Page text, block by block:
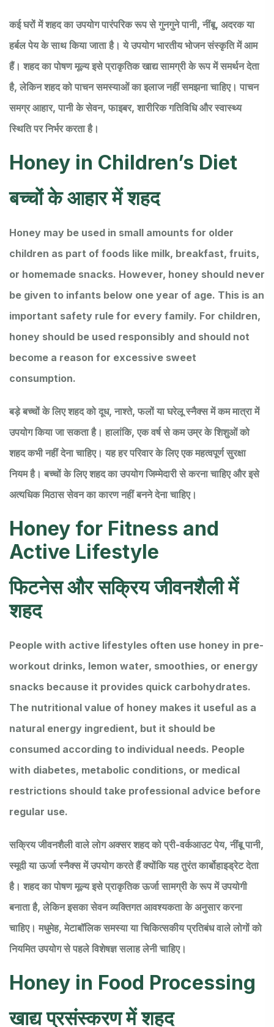
कई घरों में शहद का उपयोग पारंपरिक रूप से गुनगुने पानी, नींबू, अदरक या
हर्बल पेय के साथ किया जाता है। ये उपयोग भारतीय भोजन संस्कृति में आम
हैं। शहद का पोषण मूल्य इसे प्राकृतिक खाद्य सामग्री के रूप में समर्थन देता
है, लेकिन शहद को पाचन समस्याओं का इलाज नहीं समझना चाहिए। पाचन
समग्र आहार, पानी के सेवन, फाइबर, शारीरिक गतिविधि और स्वास्थ्य
स्थिति पर निर्भर करता है।
Honey in Children’s Diet
बच्चों के आहार में शहद
Honey may be used in small amounts for older
children as part of foods like milk, breakfast, fruits,
or homemade snacks. However, honey should never
be given to infants below one year of age. This is an
important safety rule for every family. For children,
honey should be used responsibly and should not
become a reason for excessive sweet
consumption.
बड़े बच्चों के लिए शहद को दूध, नाश्ते, फलों या घरेलू स्नैक्स में कम मात्रा में
उपयोग किया जा सकता है। हालांकि, एक वर्ष से कम उम्र के शिशुओं को
शहद कभी नहीं देना चाहिए। यह हर परिवार के लिए एक महत्वपूर्ण सुरक्षा
नियम है। बच्चों के लिए शहद का उपयोग जिम्मेदारी से करना चाहिए और इसे
अत्यधिक मिठास सेवन का कारण नहीं बनने देना चाहिए।
Honey for Fitness and
Active Lifestyle
फिटनेस और सक्रिय जीवनशैली में
शहद
People with active lifestyles often use honey in pre-
workout drinks, lemon water, smoothies, or energy
snacks because it provides quick carbohydrates.
The nutritional value of honey makes it useful as a
natural energy ingredient, but it should be
consumed according to individual needs. People
with diabetes, metabolic conditions, or medical
restrictions should take professional advice before
regular use.
सक्रिय जीवनशैली वाले लोग अक्सर शहद को प्री-वर्कआउट पेय, नींबू पानी,
स्मूदी या ऊर्जा स्नैक्स में उपयोग करते हैं क्योंकि यह तुरंत कार्बोहाइड्रेट देता
है। शहद का पोषण मूल्य इसे प्राकृतिक ऊर्जा सामग्री के रूप में उपयोगी
बनाता है, लेकिन इसका सेवन व्यक्तिगत आवश्यकता के अनुसार करना
चाहिए। मधुमेह, मेटाबॉलिक समस्या या चिकित्सकीय प्रतिबंध वाले लोगों को
नियमित उपयोग से पहले विशेषज्ञ सलाह लेनी चाहिए।
Honey in Food Processing
खाद्य प्रसंस्करण में शहद